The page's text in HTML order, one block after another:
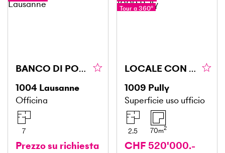
BANCO DI POTENZA PER AUTOVEICOLI
1004 Lausanne
Officina
7
Prezzo su richiesta
Tour a 360°
LOCALE CON VETRINA E GARAGE DOPPIO
1009 Pully
Superficie uso ufficio
2.5 70m2
CHF 520'000.-